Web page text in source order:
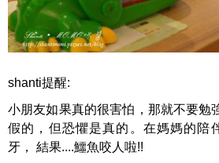
shanti提醒:
小朋友如果真的很害怕，那就不要勉
假的，但恐懼是真的。在媽媽的陪
牙， 結果....鱷魚咬人啦!!